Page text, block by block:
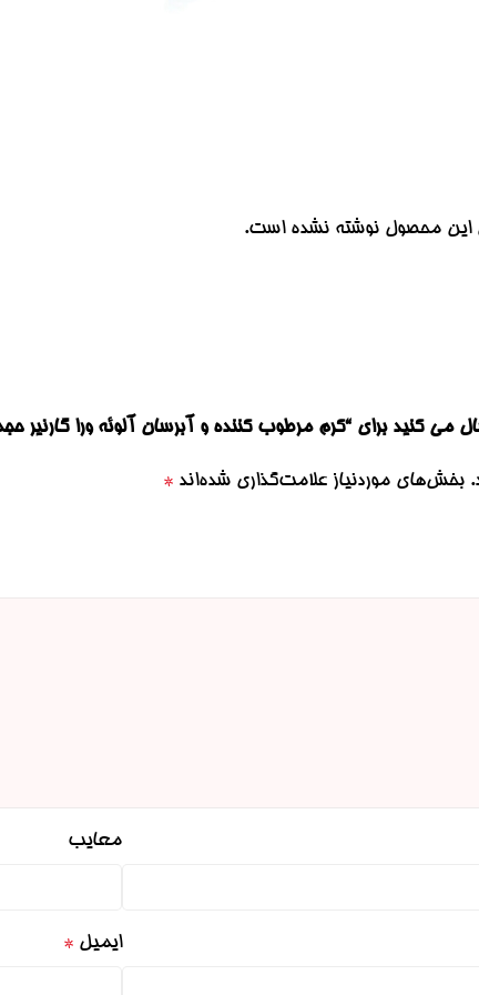
این محصول نوشته نشده است.
کنید برای “کرم مرطوب کننده و آبرسان آلوئه ورا گارنیر حجم 50
بخش‌های موردنیاز علامت‌گذاری شده‌اند *
معایب
ایمیل*